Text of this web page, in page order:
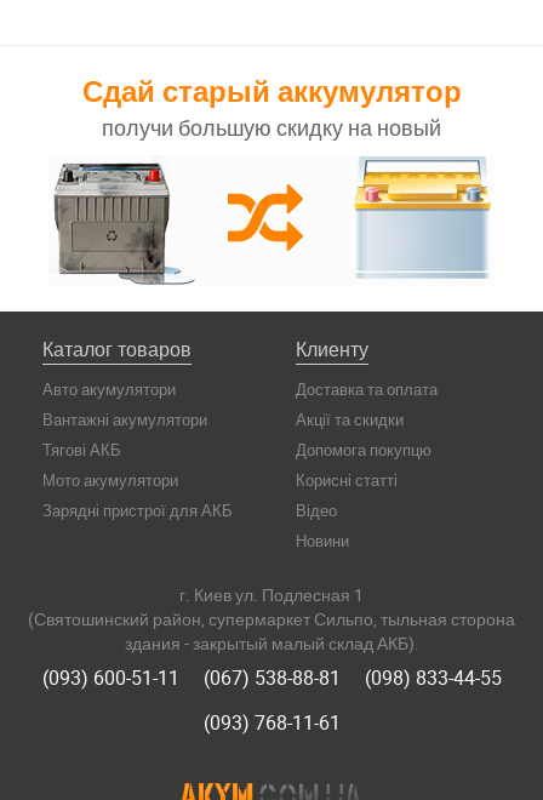
Сдай старый аккумулятор
получи большую скидку на новый
Каталог товаров
Авто акумулятори
Вантажні акумулятори
Тягові АКБ
Мото акумулятори
Зарядні пристрої для АКБ
Клиенту
Доставка та оплата
Акції та скидки
Допомога покупцю
Корисні статті
Відео
Новини
г. Киев ул. Подлесная 1
(Святошинский район, супермаркет Сильпо, тыльная сторона
здания - закрытый малый склад АКБ).
(093) 600-51-11 (067) 538-88-81
(098) 833-44-55
(093) 768-11-61